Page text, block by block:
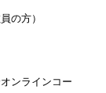
の方）
ンラインコー